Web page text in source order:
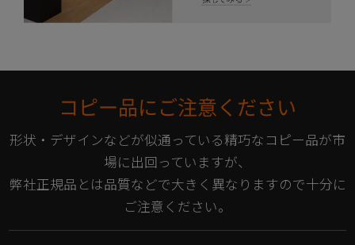
コピー品にご注意ください
形状・デザインなどが似通っている精巧なコピー品が市
場に出回っていますが、
弊社正規品とは品質などで大きく異なりますので十分に
ご注意ください。